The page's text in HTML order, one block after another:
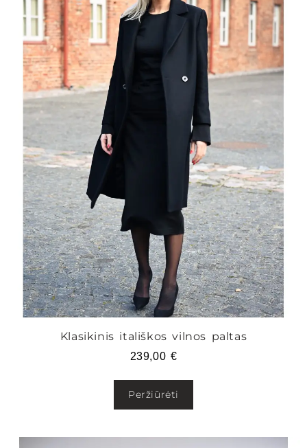
Klasikinis itališkos vilnos paltas
239,00 €
Peržiūrėti